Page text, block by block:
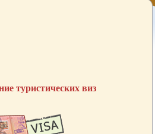
туристических виз